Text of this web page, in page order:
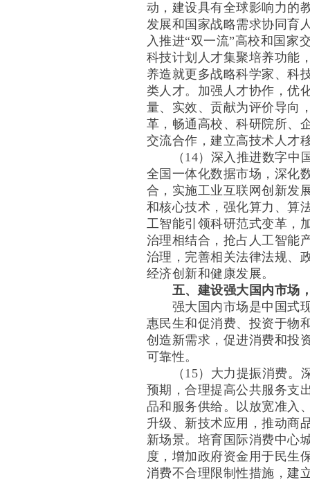
动，建设具有全球影响力的
发展和国家战略需求协同育
入推进“双一流”高校和国家
科技计划人才集聚培养功能
养造就更多战略科学家、科
类人才。加强人才协作，优
量、实效、贡献为评价导向
革，畅通高校、科研院所、
交流合作，建立高技术人才
（14）深入推进数字中国
全国一体化数据市场，深化
合，实施工业互联网创新发
和核心技术，强化算力、算
工智能引领科研范式变革，
治理相结合，抢占人工智能
治理，完善相关法律法规、
经济创新和健康发展。
五、建设强大国内市场
强大国内市场是中国式现
惠民生和促消费、投资于物
创造新需求，促进消费和投
可靠性。
（15）大力提振消费。深
预期，合理提高公共服务支
品和服务供给。以放宽准入
升级、新技术应用，推动商
新场景。培育国际消费中心
度，增加政府资金用于民生
消费不合理限制性措施，建